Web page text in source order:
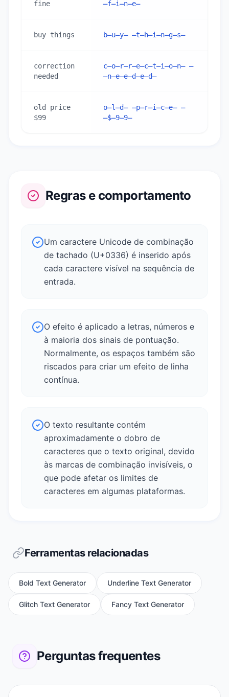
fine ̶f̶i̶n̶e̶
buy things b̶u̶y̶ ̶t̶h̶i̶n̶g̶s̶
correction
needed
c̶o̶r̶r̶e̶c̶t̶i̶o̶n̶
̶n̶e̶e̶d̶e̶d̶
old price
$99
o̶l̶d̶ ̶p̶r̶i̶c̶e̶
̶$̶9̶9̶
Regras e comportamento
Um caractere Unicode de combinação
de tachado (U+0336) é inserido após
cada caractere visível na sequência de
entrada.
O efeito é aplicado a letras, números e
à maioria dos sinais de pontuação.
Normalmente, os espaços também são
riscados para criar um efeito de linha
contínua.
O texto resultante contém
aproximadamente o dobro de
caracteres que o texto original, devido
às marcas de combinação invisíveis, o
que pode afetar os limites de
caracteres em algumas plataformas.
Ferramentas relacionadas
Bold Text Generator Underline Text Generator
Glitch Text Generator Fancy Text Generator
Perguntas frequentes